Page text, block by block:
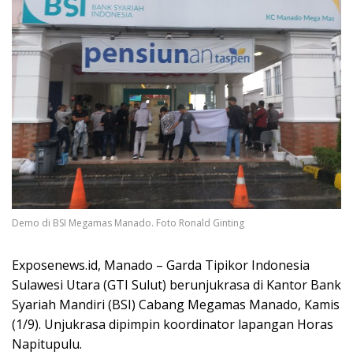
Demo di BSI Megamas Manado. Foto Ronald Ginting
Exposenews.id, Manado – Garda Tipikor Indonesia
Sulawesi Utara (GTI Sulut) berunjukrasa di Kantor Bank
Syariah Mandiri (BSI) Cabang Megamas Manado, Kamis
(1/9). Unjukrasa dipimpin koordinator lapangan Horas
Napitupulu.